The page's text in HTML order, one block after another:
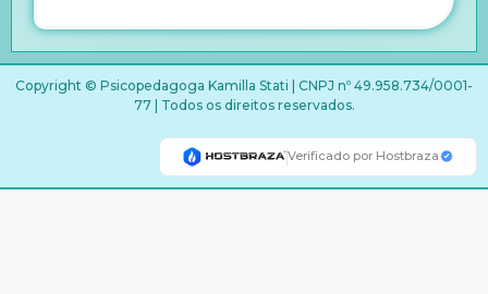
Copyright © Psicopedagoga Kamilla Stati | CNPJ nº 49.958.734/0001-
77 | Todos os direitos reservados.